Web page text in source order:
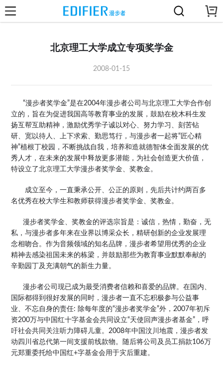
北京理工大学成立专项奖学金
2008-01-15
“漫步者奖学金”是在2004年漫步者公司与北京理工大学合作创
立的，旨在为促进我国高等教育事业的发展，鼓励在校木科生发
扬互帮互助精神，激励优秀学子诚以对心、努力学习、刻苦钻
研、宽以待人、上下求索、勤思笃行，与漫步者一起将“匠心精
神”植根丁校园，不断挑战自我，培养和造就德智体全面发展的优
秀人才，在未来的发展中释放更多潜能，为社会创造更大价值，
特设立了北京理工大学漫步者奖学金、奖教金。
成立至今，一直秉承公开、公正的原则，先后共计约两百多
名优秀在校大学生和教师获得漫步者奖学金、奖教金。
漫步者奖学金、奖教金的评选宗旨是：诚信，热情，勤奋，无
私，与漫步者多年来在业界以博采众长，精研创新的企业发展理
念相吻合。作为音频领域的知名品牌，漫步者希望用优秀的企业
精神去感染祖国未来的栋梁，并鼓励那些为教育事业默默奉献的
辛勤园丁及充满朝气的新生力量。
漫步者公司现已成为最受消费者信赖和喜爱的品牌。在国内、
国际都得到很好发展的同时，漫步者一直不忘积极参与公益事
业、不忘自身的责任: 除每年度的“漫步者奖学金”外，2007年初斥
资200万与中国红十字基金会共同设立“天使回声漫步者基金”，呼
吁社会共同关注听力障碍儿童。2008年中国汶川地震，漫步者发
动四川省总代第一间支援前线款物。随后将公司及员工捐款106万
元郑重委托给中国红+字基金会用于灾后重建。